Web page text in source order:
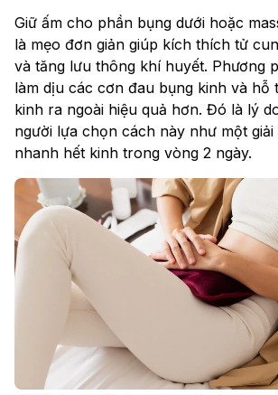
Giữ ấm cho phần bụng dưới hoặc
là mẹo đơn giản giúp kích thích tử
và tăng lưu thông khí huyết. Phương
làm dịu các cơn đau bụng kinh và hỗ
kinh ra ngoài hiệu quả hơn. Đó là lý
người lựa chọn cách này như một
nhanh hết kinh trong vòng 2 ngày.